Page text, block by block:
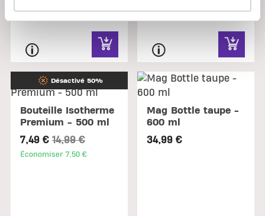
Désactivé 50%
Bouteille Isotherme
Premium - 500 ml
7,49 € Price reduced from
14,99 €to
Économiser 7,50 €
Mag Bottle taupe -
600 ml
34,99 €